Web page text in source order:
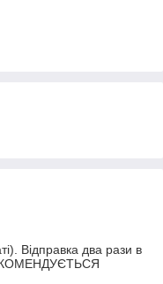
Відправка два рази в